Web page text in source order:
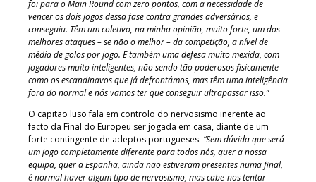
foi para o Main Round com zero pontos, com a necessidade de
vencer os dois jogos dessa fase contra grandes adversários, e
conseguiu. Têm um coletivo, na minha opinião, muito forte, um dos
melhores ataques – se não o melhor – da competição, a nível de
média de golos por jogo. E também uma defesa muito mexida, com
jogadores muito inteligentes, não sendo tão poderosos fisicamente
como os escandinavos que já defrontámos, mas têm uma inteligência
fora do normal e nós vamos ter que conseguir ultrapassar isso.”
O capitão luso fala em controlo do nervosismo inerente ao
facto da Final do Europeu ser jogada em casa, diante de um
forte contingente de adeptos portugueses: “Sem dúvida que será
um jogo completamente diferente para todos nós, quer a nossa
equipa, quer a Espanha, ainda não estiveram presentes numa final,
é normal haver algum tipo de nervosismo, mas cabe-nos tentar